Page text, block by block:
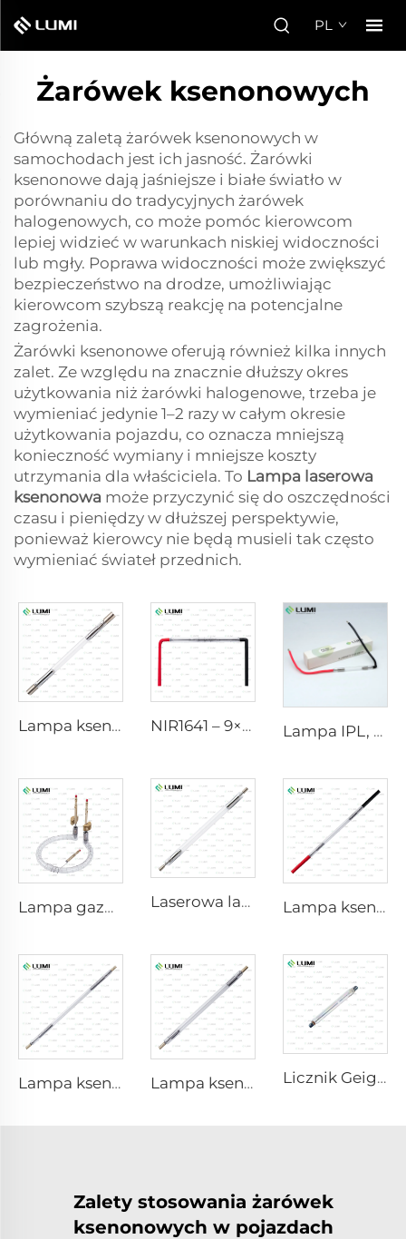
PL
Żarówek ksenonowych
Główną zaletą żarówek ksenonowych w
samochodach jest ich jasność. Żarówki
ksenonowe dają jaśniejsze i białe światło w
porównaniu do tradycyjnych żarówek
halogenowych, co może pomóc kierowcom
lepiej widzieć w warunkach niskiej widoczności
lub mgły. Poprawa widoczności może zwiększyć
bezpieczeństwo na drodze, umożliwiając
kierowcom szybszą reakcję na potencjalne
zagrożenia.
Żarówki ksenonowe oferują również kilka innych
zalet. Ze względu na znacznie dłuższy okres
użytkowania niż żarówki halogenowe, trzeba je
wymieniać jedynie 1–2 razy w całym okresie
użytkowania pojazdu, co oznacza mniejszą
konieczność wymiany i mniejsze koszty
utrzymania dla właściciela. To Lampa laserowa
ksenonowa może przyczynić się do oszczędności
czasu i pieniędzy w dłuższej perspektywie,
ponieważ kierowcy nie będą musieli tak często
wymieniać świateł przednich.
Lampa ksenonowa IPL P1640 – 7×47×110 mm NIR1641 – 9×45×110 mm Lampa IPL, model 9-45-100 Wire
Lampa gazowa symulatora światła słonecznego D1200 – 10×110 mm Laserowa lampa ksenonowa L2851 – 5×105×175 mm Lampa ksenonowa laserowa L1921 - 7×60×125 mm
Lampa ksenonowa laserowa L3180-8×100×210mm Lampa ksenonowa laserowa L2690-9×100×160 Licznik Geigera-Müllera M4011
Zalety stosowania żarówek
ksenonowych w pojazdach